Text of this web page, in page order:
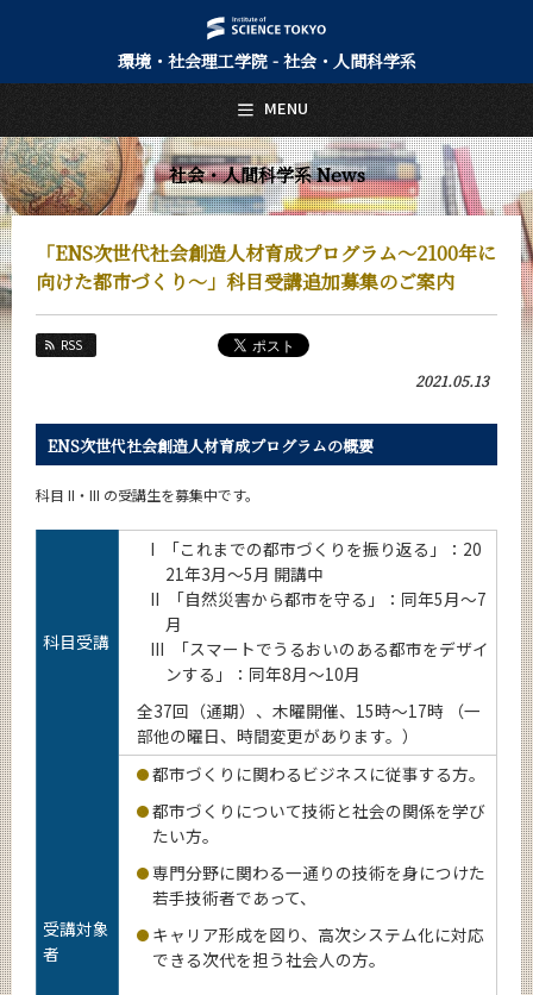
環境・社会理工学院 - 社会・人間科学系
社会・人間科学系 News
「ENS次世代社会創造人材育成プログラム～2100年に
向けた都市づくり～」科目受講追加募集のご案内
RSS
2021.05.13
ENS次世代社会創造人材育成プログラムの概要
科目 II・III の受講生を募集中です。
科目受講
I 「これまでの都市づくりを振り返る」：20
21年3月～5月 開講中
II 「自然災害から都市を守る」：同年5月～7
月
III 「スマートでうるおいのある都市をデザイ
ンする」：同年8月～10月
全37回（通期）、木曜開催、15時～17時 （一
部他の曜日、時間変更があります。）
受講対象
者
都市づくりに関わるビジネスに従事する方。
都市づくりについて技術と社会の関係を学び
たい方。
専門分野に関わる一通りの技術を身につけた
若手技術者であって、
キャリア形成を図り、高次システム化に対応
できる次代を担う社会人の方。
MENU
日本語 English
トップページ
Top Page
社会・人間科学系について
About Us
教育
Education
教員・研究室
Faculty and Laboratories
入学案内
社会・人間科学系 News
カテゴリ別
イベントカレンダー
サイト構成
系詳細情報